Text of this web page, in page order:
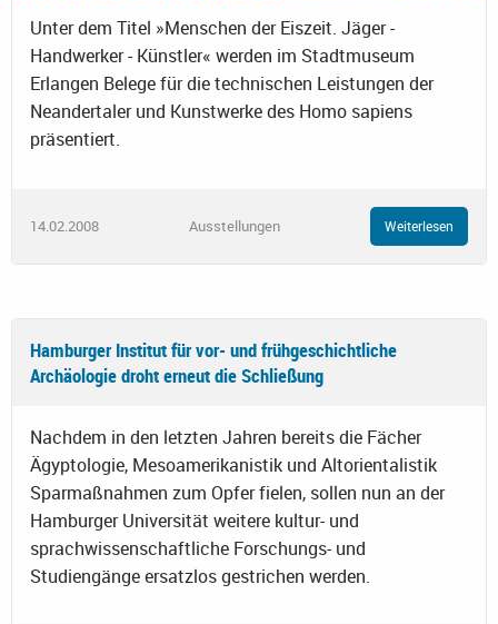
Unter dem Titel »Menschen der Eiszeit. Jäger -
Handwerker - Künstler« werden im Stadtmuseum
Erlangen Belege für die technischen Leistungen der
Neandertaler und Kunstwerke des Homo sapiens
präsentiert.
14.02.2008 Ausstellungen Weiterlesen
Hamburger Institut für vor- und frühgeschichtliche
Archäologie droht erneut die Schließung
Nachdem in den letzten Jahren bereits die Fächer
Ägyptologie, Mesoamerikanistik und Altorientalistik
Sparmaßnahmen zum Opfer fielen, sollen nun an der
Hamburger Universität weitere kultur- und
sprachwissenschaftliche Forschungs- und
Studiengänge ersatzlos gestrichen werden.